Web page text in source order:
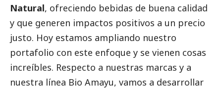
Natural, ofreciendo bebidas de buena calidad
y que generen impactos positivos a un precio
justo. Hoy estamos ampliando nuestro
portafolio con este enfoque y se vienen cosas
increíbles. Respecto a nuestras marcas y a
nuestra línea Bio Amayu, vamos a desarrollar